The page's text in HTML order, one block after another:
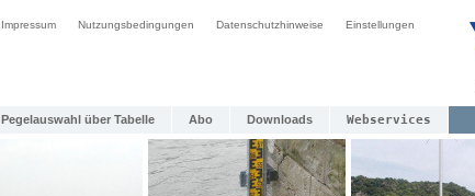
Impressum Nutzungsbedingungen Datenschutzhinweise Einstellungen
Pegelauswahl über Tabelle Abo Downloads Webservices